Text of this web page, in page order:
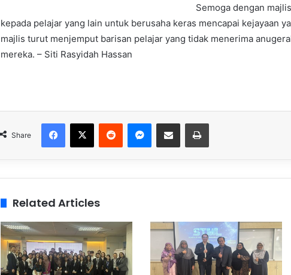
Semoga dengan
kepada pelajar yang lain untuk berusaha keras mencapai kejayaan
majlis turut menjemput barisan pelajar yang tidak menerima
mereka. – Siti Rasyidah Hassan
Share
Related Articles